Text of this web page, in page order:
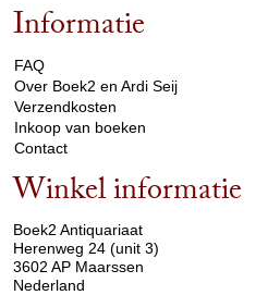
Informatie
FAQ
Over Boek2 en Ardi Seij
Verzendkosten
Inkoop van boeken
Contact
Winkel informatie
Boek2 Antiquariaat
Herenweg 24 (unit 3)
3602 AP Maarssen
Nederland